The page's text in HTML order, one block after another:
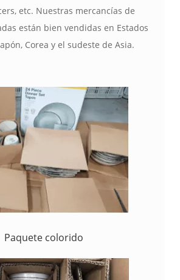
etc. Nuestras mercancías de
están bien vendidas en Estados
Corea y el sudeste de Asia.
Paquete colorido